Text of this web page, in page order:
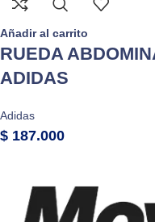
Añadir al carrito
RUEDA
ADIDAS
Adidas
$ 187.000